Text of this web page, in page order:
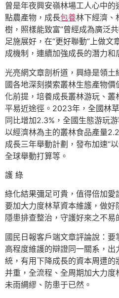
曾是年夜興安嶺林場工人心中
點農產物，成長包養林下經濟、
樹，照樣能致富”曾經成為廣泛
足施展好，在“更好聯動”上做
成機制，連續加強成長的潛力和
光亮網文章剖析道，興綠是領
國各地深刻摸索叢林生態產物
化前提，培養成長叢林游玩、
平易近途徑。2023年，全國林
同比增加2.3%，全國生態游玩
以經濟林為主的叢林食品產量
成長三年舉動計劃，發布加速“
全球舉動打算等。
護 綠
綠化結果彌足可貴，值得倍加
要加大力度林草資本維護，做
隱患排查整治，守護好來之不易
國民日報客戶端文章評論說：
高程度維護的辯證同一關系，
統，有用下降成長的資本周遭
并重，全流程、全周期加大力度
未雨綢繆、防患于已然。